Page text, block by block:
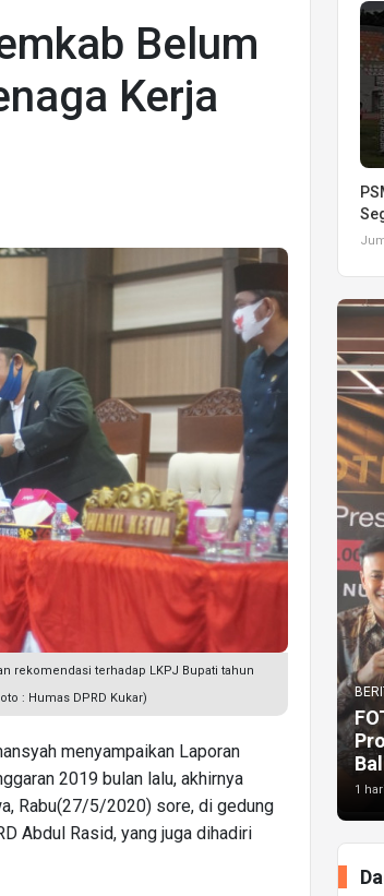
Belum
Kerja
rekomendasi terhadap LKPJ Bupati tahun
: Humas DPRD Kukar)
menyampaikan Laporan
2019 bulan lalu, akhirnya
Rabu(27/5/2020) sore, di gedung
Abdul Rasid, yang juga dihadiri
1